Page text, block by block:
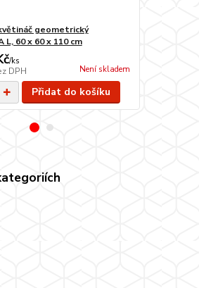
geometrický
L, 60 x 60 x 110 cm
/ks
DPH Není skladem
Přidat do košíku